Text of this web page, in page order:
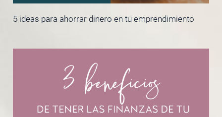
5 ideas para ahorrar dinero en tu emprendimiento